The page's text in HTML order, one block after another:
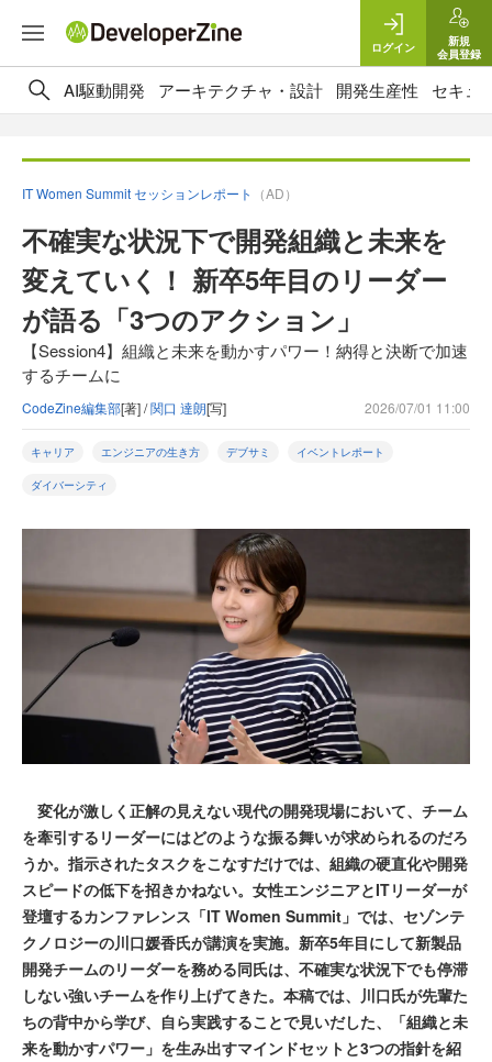
ログイン
新規
会員登録
AI駆動開発 アーキテクチャ・設計 開発生産性 セキュ
IT Women Summit セッションレポート （AD）
不確実な状況下で開発組織と未来を
変えていく！ 新卒5年目のリーダー
が語る「3つのアクション」
【Session4】組織と未来を動かすパワー！納得と決断で加速
するチームに
CodeZine編集部[著] /関口 達朗[写] 2026/07/01 11:00
キャリア エンジニアの生き方 デブサミ イベントレポート
ダイバーシティ
変化が激しく正解の見えない現代の開発現場において、チーム
を牽引するリーダーにはどのような振る舞いが求められるのだろ
うか。指示されたタスクをこなすだけでは、組織の硬直化や開発
スピードの低下を招きかねない。女性エンジニアとITリーダーが
登壇するカンファレンス「IT Women Summit」では、セゾンテ
クノロジーの川口媛香氏が講演を実施。新卒5年目にして新製品
開発チームのリーダーを務める同氏は、不確実な状況下でも停滞
しない強いチームを作り上げてきた。本稿では、川口氏が先輩た
ちの背中から学び、自ら実践することで見いだした、「組織と未
来を動かすパワー」を生み出すマインドセットと3つの指針を紹